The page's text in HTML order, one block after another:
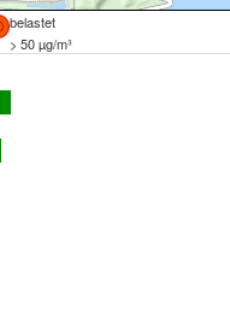
belastet
> 50 µg/m³